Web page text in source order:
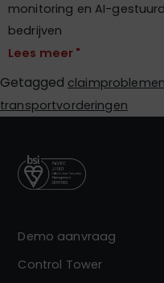
monitoring en AI-
bedrijven
Lees meer "
Getagged
transportvorderingen
Demo aanvraag
Control Tower